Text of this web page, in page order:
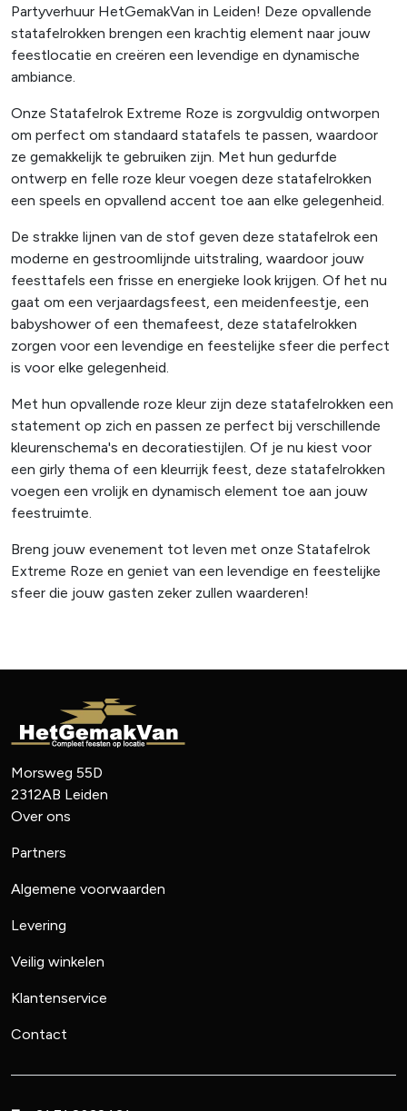
Partyverhuur HetGemakVan in Leiden! Deze opvallende
statafelrokken brengen een krachtig element naar jouw
feestlocatie en creëren een levendige en dynamische
ambiance.
Onze Statafelrok Extreme Roze is zorgvuldig ontworpen
om perfect om standaard statafels te passen, waardoor
ze gemakkelijk te gebruiken zijn. Met hun gedurfde
ontwerp en felle roze kleur voegen deze statafelrokken
een speels en opvallend accent toe aan elke gelegenheid.
De strakke lijnen van de stof geven deze statafelrok een
moderne en gestroomlijnde uitstraling, waardoor jouw
feesttafels een frisse en energieke look krijgen. Of het nu
gaat om een verjaardagsfeest, een meidenfeestje, een
babyshower of een themafeest, deze statafelrokken
zorgen voor een levendige en feestelijke sfeer die perfect
is voor elke gelegenheid.
Met hun opvallende roze kleur zijn deze statafelrokken een
statement op zich en passen ze perfect bij verschillende
kleurenschema's en decoratiestijlen. Of je nu kiest voor
een girly thema of een kleurrijk feest, deze statafelrokken
voegen een vrolijk en dynamisch element toe aan jouw
feestruimte.
Breng jouw evenement tot leven met onze Statafelrok
Extreme Roze en geniet van een levendige en feestelijke
sfeer die jouw gasten zeker zullen waarderen!
Morsweg 55D
2312AB Leiden
Over ons
Partners
Algemene voorwaarden
Levering
Veilig winkelen
Klantenservice
Contact